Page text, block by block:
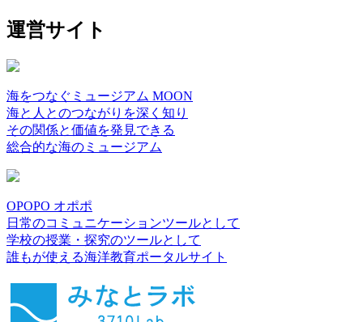
運営サイト
海をつなぐミュージアム MOON
海と人とのつながりを深く知り
その関係と価値を発見できる
総合的な海のミュージアム
OPOPO オポポ
日常のコミュニケーションツールとして
学校の授業・探究のツールとして
誰もが使える海洋教育ポータルサイト